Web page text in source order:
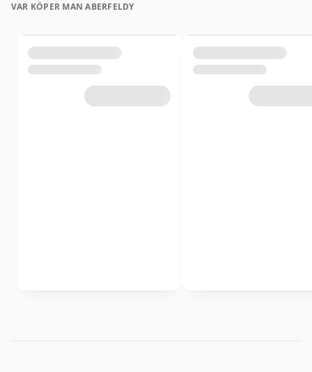
VAR KÖPER MAN ABERFELDY